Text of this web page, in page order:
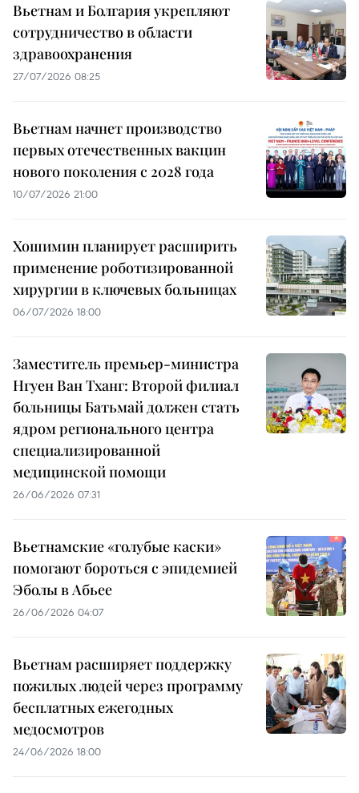
Вьетнам и Болгария укрепляют
сотрудничество в области
здравоохранения
27/07/2026 08:25
Вьетнам начнет производство
первых отечественных вакцин
нового поколения с 2028 года
10/07/2026 21:00
Хошимин планирует расширить
применение роботизированной
хирургии в ключевых больницах
06/07/2026 18:00
Заместитель премьер-министра
Нгуен Ван Тханг: Второй филиал
больницы Батьмай должен стать
ядром регионального центра
специализированной
медицинской помощи
26/06/2026 07:31
Вьетнамские «голубые каски»
помогают бороться с эпидемией
Эболы в Абьее
26/06/2026 04:07
Вьетнам расширяет поддержку
пожилых людей через программу
бесплатных ежегодных
медосмотров
24/06/2026 18:00